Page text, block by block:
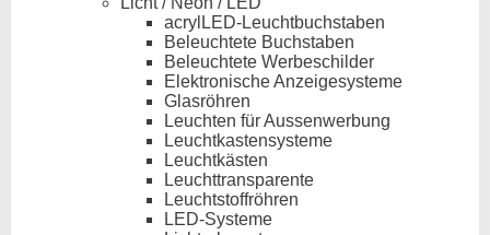
acrylLED-Leuchtbuchstaben
Beleuchtete Buchstaben
Beleuchtete Werbeschilder
Elektronische Anzeigesysteme
Glasröhren
Leuchten für Aussenwerbung
Leuchtkastensysteme
Leuchtkästen
Leuchttransparente
Leuchtstoffröhren
LED-Systeme